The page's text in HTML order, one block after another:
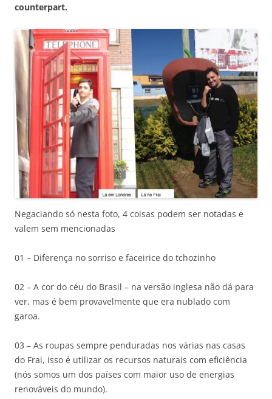
counterpart.
Negaciando só nesta foto, 4 coisas podem ser notadas e
valem sem mencionadas
01 – Diferença no sorriso e faceirice do tchozinho
02 – A cor do céu do Brasil – na versão inglesa não dá para
ver, mas é bem provavelmente que era nublado com
garoa.
03 – As roupas sempre penduradas nos várias nas casas
do Frai, isso é utilizar os recursos naturais com eficiência
(nós somos um dos países com maior uso de energias
renováveis do mundo).